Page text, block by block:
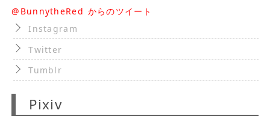
@BunnytheRed からのツイート
Instagram
Twitter
Tumblr
Pixiv